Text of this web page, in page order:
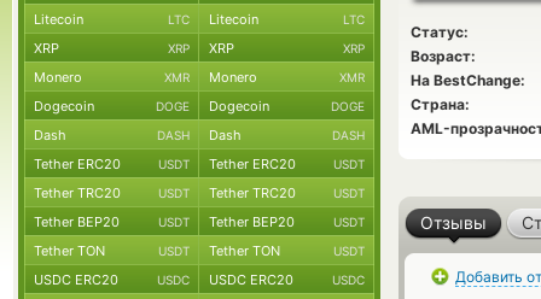
Статус:
Возраст:
На BestChange:
Страна:
AML-
Отзывы
Добавить
Litecoin LTC Litecoin LTC
XRP XRP XRP XRP
Monero XMR Monero XMR
Dogecoin DOGE Dogecoin DOGE
Dash DASH Dash DASH
Tether ERC20 USDT Tether ERC20 USDT
Tether TRC20 USDT Tether TRC20 USDT
Tether BEP20 USDT Tether BEP20 USDT
Tether TON USDT Tether TON USDT
USDC ERC20 USDC USDC ERC20 USDC